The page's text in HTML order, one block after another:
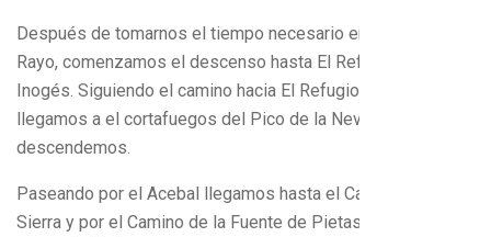
Después de tomarnos el tiempo necesario en el Pico de El
Rayo, comenzamos el descenso hasta El Refugio de
Inogés. Siguiendo el camino hacia El Refugio de El Frasno,
llegamos a el cortafuegos del Pico de la Nevera, el cual
descendemos.
Paseando por el Acebal llegamos hasta el Camino de la
Sierra y por el Camino de la Fuente de Pietas llegamos al